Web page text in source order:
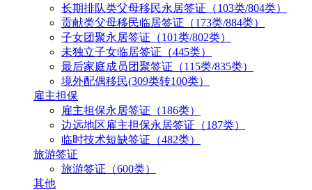
长期排队类父母移民永居签证（103类/804类）
贡献类父母移民临居签证（173类/884类）
子女团聚永居签证（101类/802类）
未独立子女临居签证（445类）
最后家庭成员团聚签证（115类/835类）
境外配偶移民(309类转100类）
雇主担保
雇主担保永居签证（186类）
边远地区雇主担保永居签证（187类）
临时技术短缺签证（482类）
旅游签证
旅游签证（600类）
其他